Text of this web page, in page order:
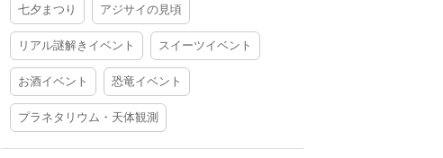
七夕まつり アジサイの見頃
リアル謎解きイベント スイーツイベント
お酒イベント 恐竜イベント
プラネタリウム・天体観測